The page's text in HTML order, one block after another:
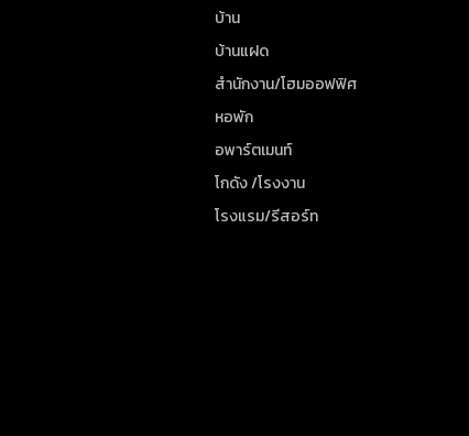
บ้าน
บ้านแฝด
สำนักงาน/โฮมออฟฟิศ
หอพัก
อพาร์ตเมนท์
โกดัง /โรงงาน
โรงแรม/รีสอร์ท